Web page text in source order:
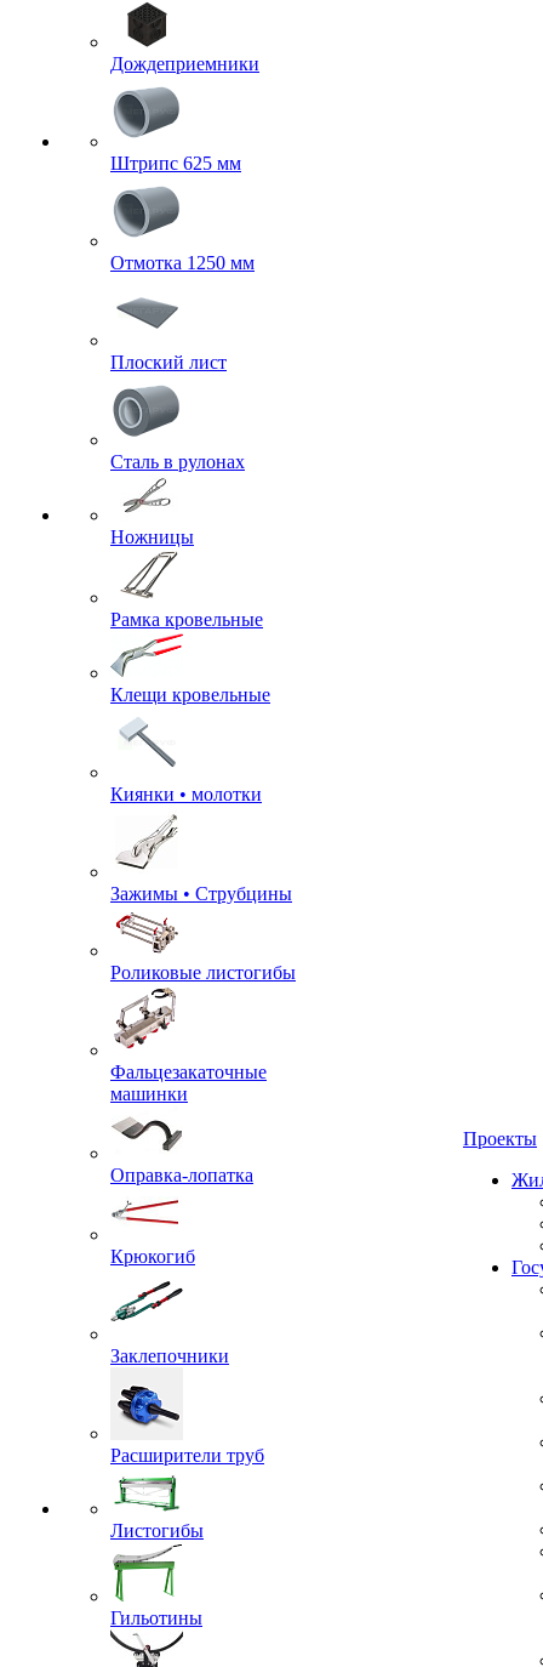
Дождеприемники
Штрипс 625 мм
Отмотка 1250 мм
Плоский лист
Сталь в рулонах
Ножницы
Рамка кровельные
Клещи кровельные
Киянки • молотки
Зажимы • Струбцины
Роликовые листогибы
Фальцезакаточные
машинки
Оправка-лопатка
Крюкогиб
Заклепочники
Расширители труб
Листогибы
Гильотины
Проекты